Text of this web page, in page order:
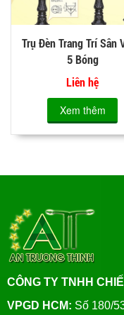
Trụ Đèn Trang Trí Sân
5 Bóng
Liên hệ
Xem thêm
CÔNG TY TNHH
VPGD HCM: Số 180/